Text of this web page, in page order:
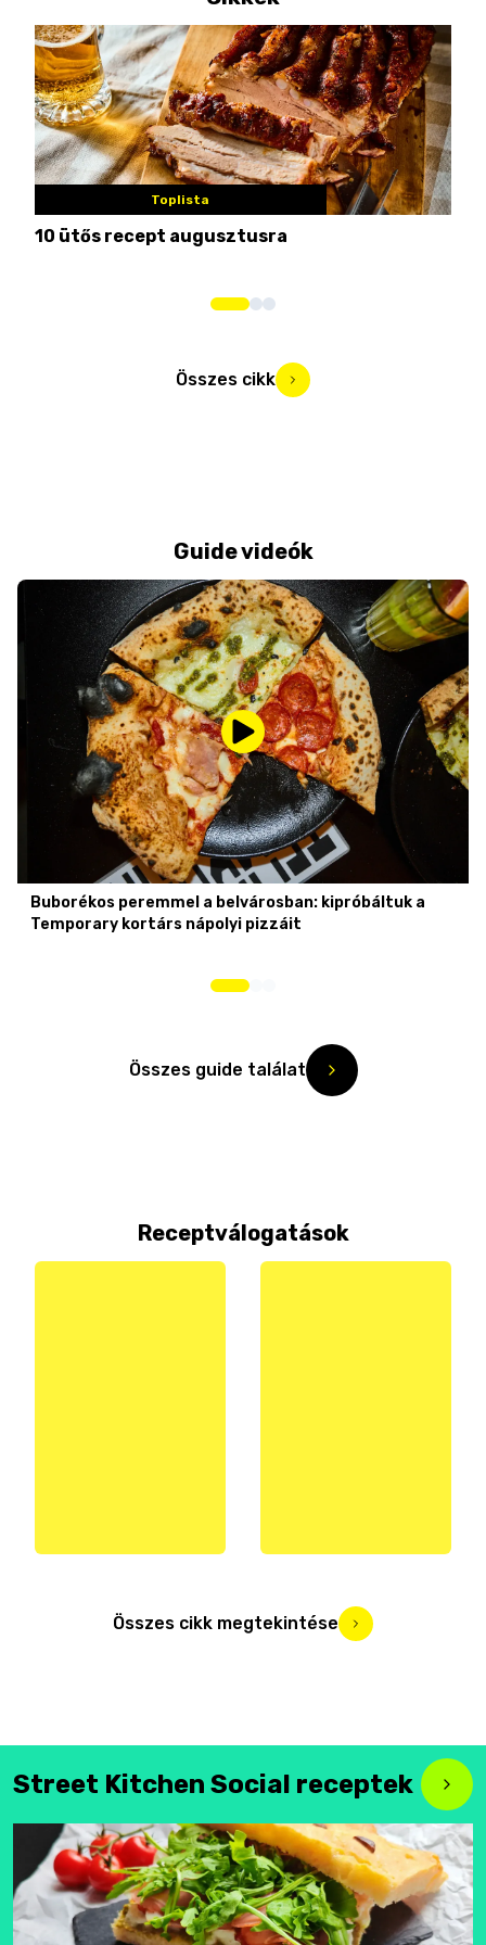
Toplista
10 ütős recept augusztusra
Összes cikk
Guide videók
Buborékos peremmel a belvárosban: kipróbáltuk a
Temporary kortárs nápolyi pizzáit
Összes guide találat
Receptválogatások
Összes cikk megtekintése
Street Kitchen Social receptek